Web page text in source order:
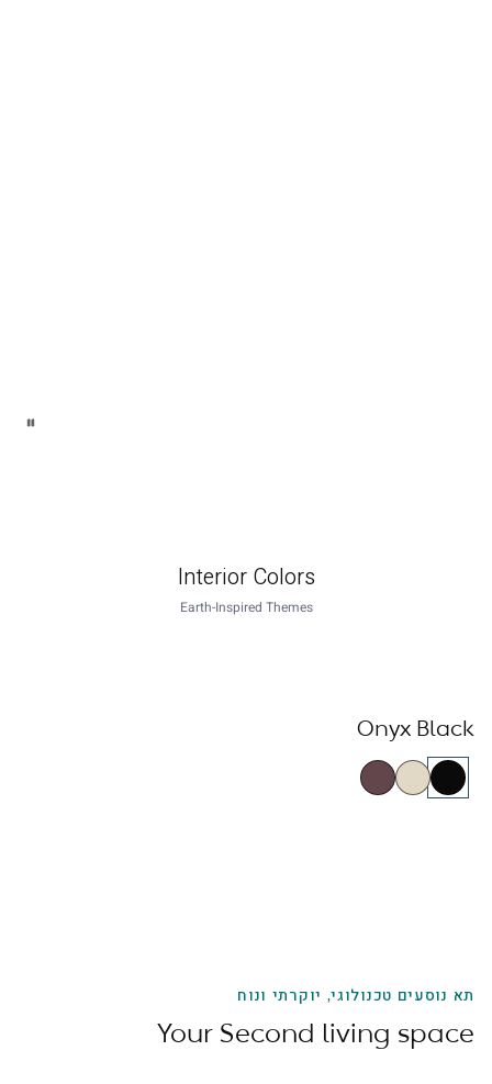
Interior Colors
Earth-Inspired Themes
Onyx Black
תא נוסעים טכנולוגי, יוקרתי ונוח
Your Second living space